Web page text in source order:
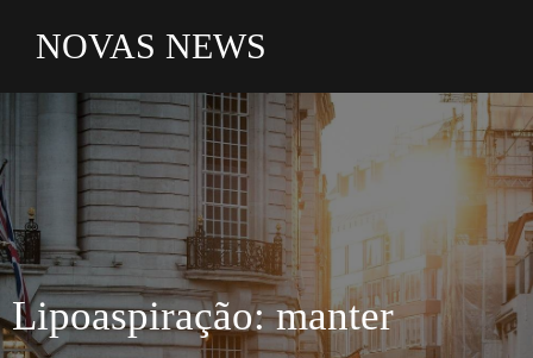
NOVAS NEWS
Lipoaspiração: manter